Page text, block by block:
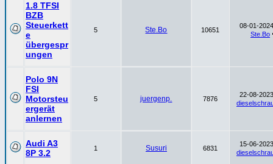
1.8 TFSI
BZB
Steuerkett
e
übergespr
ungen
5 Ste.Bo 10651
08-01-
Ste.Bo
Polo 9N
FSI
Motorsteu
ergerät
anlernen
5 juergenp. 7876
22-08-
Audi A3
8P 3.2
1 Susuri 6831
15-06-